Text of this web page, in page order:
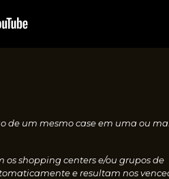
de um mesmo case em uma ou
os shopping centers e/ou grupos de
e resultam nos